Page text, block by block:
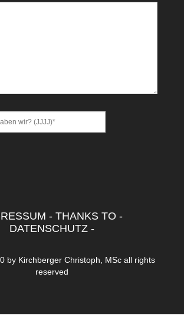
- THANKS TO -
DATENSCHUTZ -
by Kirchberger Christoph, MScall rights
reserved